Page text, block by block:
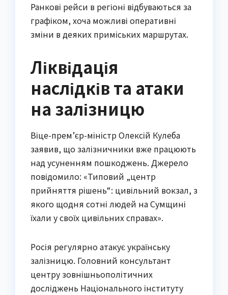
Ранкові рейси в регіоні відбуваються за
графіком, хоча можливі оперативні
зміни в деяких приміських маршрутах.
Ліквідація
наслідків та атаки
на залізницю
Віце-прем’єр-міністр Олексій Кулеба
заявив, що залізничники вже працюють
над усуненням пошкоджень. Джерело
повідомило: «Типовий „центр
прийняття рішень“: цивільний вокзал, з
якого щодня сотні людей на Сумщині
їхали у своїх цивільних справах».
Росія регулярно атакує українську
залізницю. Головний консультант
центру зовнішньополітичних
досліджень Національного інституту